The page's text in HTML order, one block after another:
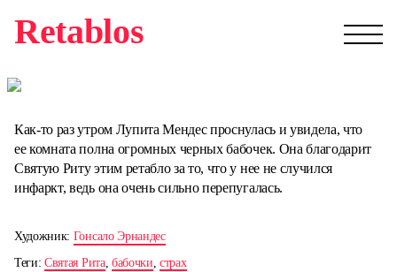
Retablos
Как-то раз утром Лупита Мендес проснулась и увидела, что
ее комната полна огромных черных бабочек. Она благодарит
Святую Риту этим ретабло за то, что у нее не случился
инфаркт, ведь она очень сильно перепугалась.
Художник: Гонсало Эрнандес
Теги:Святая Рита, бабочки ,страх